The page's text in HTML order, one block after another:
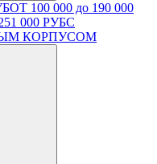
ОТ 100 000 до 190 000
000 РУБС
КОРПУСОМ